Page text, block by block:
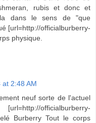
rubis et donc et
dans le sens de "que
[url=http://officialburberry-
physique.
2:48 AM
neuf sorte de l'actuel
officialburberry-
Burberry Tout le corps